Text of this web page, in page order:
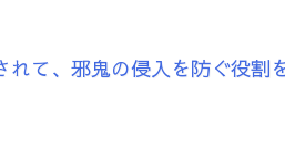
て、邪鬼の侵入を防ぐ役割